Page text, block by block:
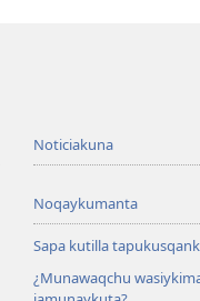
Noticiakuna
Noqaykumanta
Sapa kutilla
¿Munawaqchu